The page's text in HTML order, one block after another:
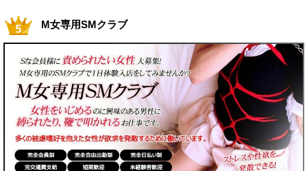
M女専用SMクラブ